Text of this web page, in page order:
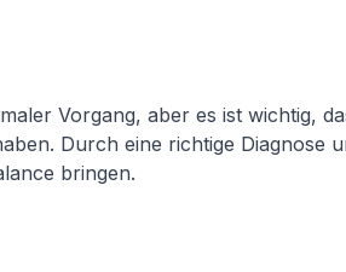
Vorgang, aber es ist wichtig,
Durch eine richtige Diagnose
bringen.